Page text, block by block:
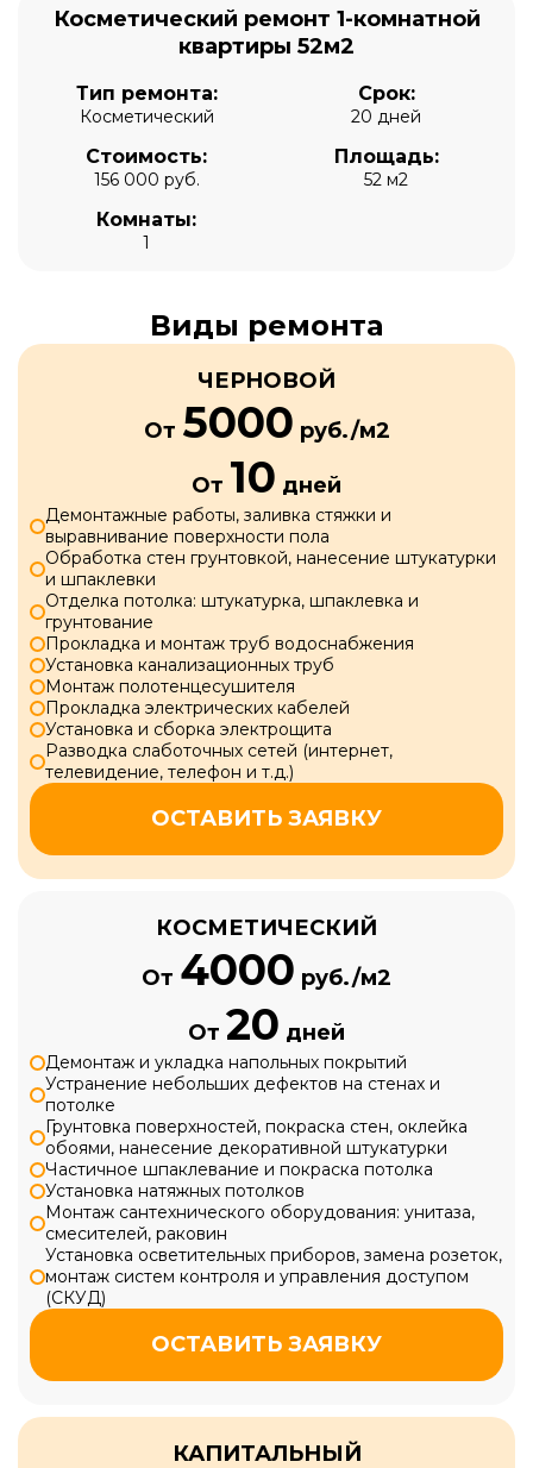
Косметический ремонт 1-комнатной
квартиры 52м2
Тип ремонта:
Косметический
Срок:
20 дней
Стоимость:
156 000 руб.
Площадь:
52 м2
Комнаты:
1
Виды ремонта
ЧЕРНОВОЙ
От 5000 руб./м2
От 10 дней
Демонтажные работы, заливка стяжки и
выравнивание поверхности пола
Обработка стен грунтовкой, нанесение штукатурки
и шпаклевки
Отделка потолка: штукатурка, шпаклевка и
грунтование
Прокладка и монтаж труб водоснабжения
Установка канализационных труб
Монтаж полотенцесушителя
Прокладка электрических кабелей
Установка и сборка электрощита
Разводка слаботочных сетей (интернет,
телевидение, телефон и т.д.)
ОСТАВИТЬ ЗАЯВКУ
КОСМЕТИЧЕСКИЙ
От 4000 руб./м2
От 20 дней
Демонтаж и укладка напольных покрытий
Устранение небольших дефектов на стенах и
потолке
Грунтовка поверхностей, покраска стен, оклейка
обоями, нанесение декоративной штукатурки
Частичное шпаклевание и покраска потолка
Установка натяжных потолков
Монтаж сантехнического оборудования: унитаза,
смесителей, раковин
Установка осветительных приборов, замена розеток,
монтаж систем контроля и управления доступом
(СКУД)
ОСТАВИТЬ ЗАЯВКУ
КАПИТАЛЬНЫЙ